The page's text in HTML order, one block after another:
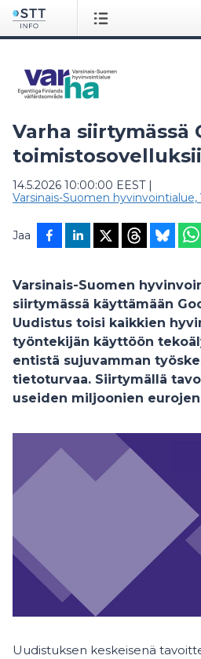
Varha siirtymässä
14.5.2026 10:00:00 EEST|
Varsinais-Suomen hyvinvointialue,
Jaa
Varsinais-Suomen
siirtymässä käyttämään
Uudistus toisi kaikkien
työntekijän käyttöön
entistä sujuvamman
tietoturvaa. Siirtymällä
useiden miljoonien eurojen
Uudistuksen keskeisenä